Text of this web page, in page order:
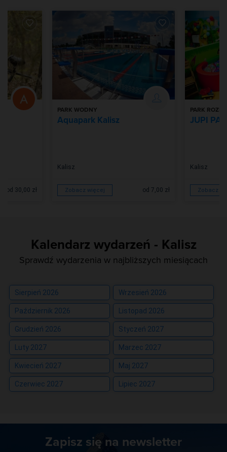
od 30,00 zł
PARK WODNY
Aquapark Kalisz
Kalisz
Zobacz więcej od 7,00 zł
PARK
JUPI
Kalisz
Zobacz
Kalendarz wydarzeń - Kalisz
Sprawdź wydarzenia w najbliższych miesiącach
Sierpień 2026 Wrzesień 2026
Październik 2026 Listopad 2026
Grudzień 2026 Styczeń 2027
Luty 2027 Marzec 2027
Kwiecień 2027 Maj 2027
Czerwiec 2027 Lipiec 2027
Zapisz się na newsletter